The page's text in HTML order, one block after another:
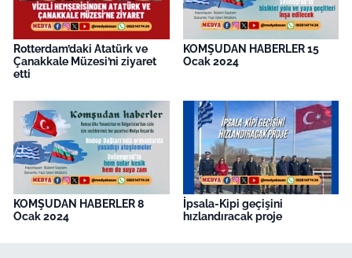
Rotterdam’daki Atatürk ve
Çanakkale Müzesi’ni ziyaret
etti
KOMŞUDAN HABERLER 15
Ocak 2024
KOMŞUDAN HABERLER 8
Ocak 2024
İpsala-Kipi geçişini
hızlandıracak proje